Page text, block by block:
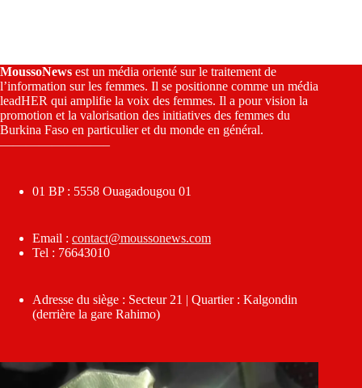
MoussoNews est un média orienté sur le traitement de
l’information sur les femmes. Il se positionne comme un média
leadHER qui amplifie la voix des femmes. Il a pour vision la
promotion et la valorisation des initiatives des femmes du
Burkina Faso en particulier et du monde en général.
————————–
01 BP : 5558 Ouagadougou 01
Email : contact@moussonews.com
Tel : 76643010
Adresse du siège : Secteur 21 | Quartier : Kalgondin
(derrière la gare Rahimo)